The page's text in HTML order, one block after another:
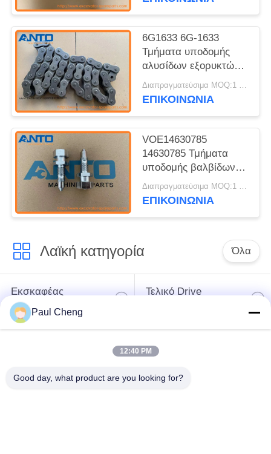
6G1633 6G-1633
Τμήματα υποδομής
αλυσίδων εξορυκτών
για 12G 12H 12H ES
12H NA 12K 130G
Διαπραγματεύσιμα MOQ:1 PCS
ΕΠΙΚΟΙΝΩΝΙΑ
VOE14630785
14630785 Τμήματα
υποδομής βαλβίδων
εκσκαφέων για
EC210C EC240C
Διαπραγματεύσιμα MOQ:1 PCS
ΕΠΙΚΟΙΝΩΝΙΑ
Λαϊκή κατηγορία Όλα
Εκσκαφέας
ανταλλακτικών
Τελικό Drive
μέρη μηχανών
Paul Cheng
12:40 PM
Good day, what product are you looking for?